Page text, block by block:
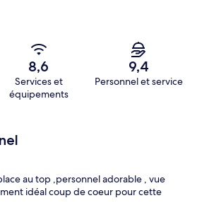
8,6
Services et
équipements
9,4
Personnel et service
au top ,personnel adorable , vue
idéal coup de coeur pour cette